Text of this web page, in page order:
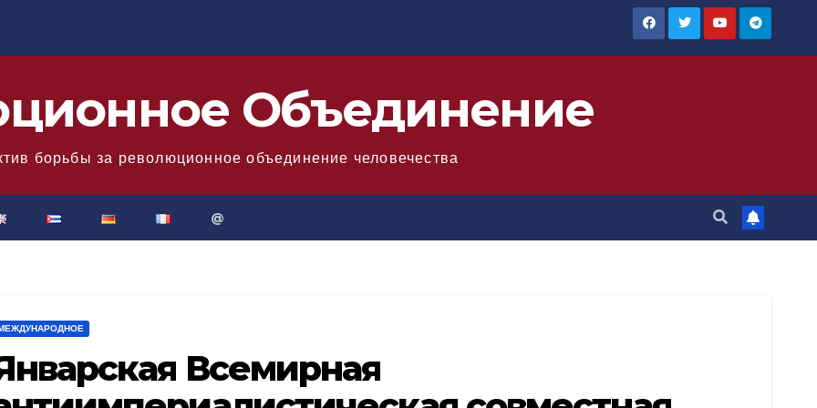
Объединение
борьбы за революционное объединение человечества
@
Всемирная